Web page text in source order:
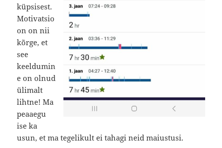
küpsisest.
Motivatsio
on on nii
kõrge, et
see
keeldumin
e on olnud
ülimalt
lihtne! Ma
peaaegu
ise ka
usun, et ma tegelikult ei tahagi neid maiustusi.